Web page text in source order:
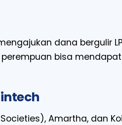
dana bergulir
bisa
Amartha, dan